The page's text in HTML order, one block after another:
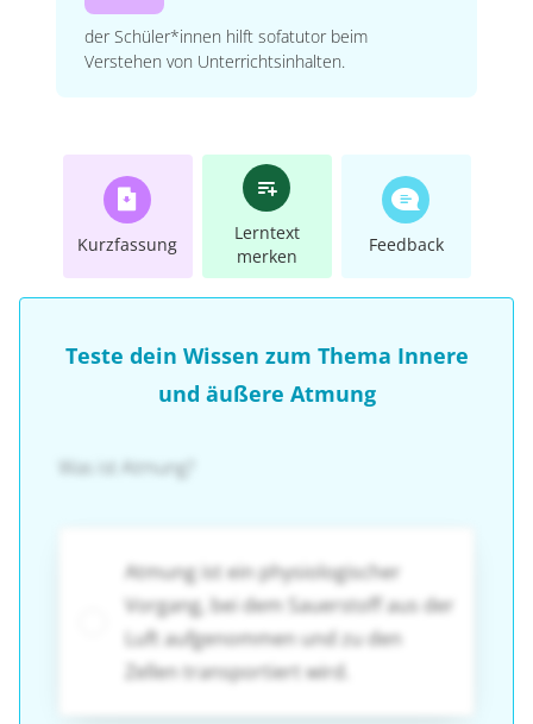
der Schüler*innen hilft sofatutor beim
Verstehen von Unterrichtsinhalten.
Kurzfassung
Lerntext
merken
Feedback
Teste dein Wissen zum Thema Innere
und äußere Atmung
Was ist Atmung?
Atmung ist ein physiologischer
Vorgang, bei dem Sauerstoff aus der
Luft aufgenommen und zu den
Zellen transportiert wird.